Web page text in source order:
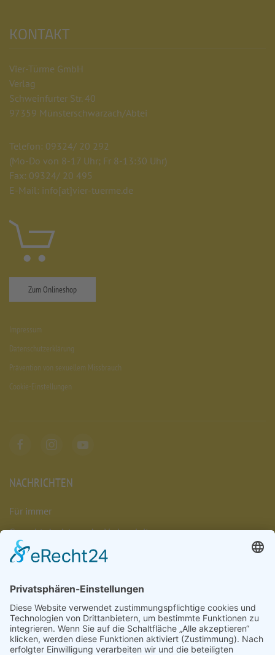
KONTAKT
Vier-Türme GmbH
Verlag
Schweinfurter Str. 40
97359 Münsterschwarzach/Abtei
Telefon: 09324/ 20 292
(Mo-Do von 8-17 Uhr; Fr 8-13:30 Uhr)
Fax: 09324/ 20 495
E-Mail: info[at]vier-tuerme.de
Zum Onlineshop
Impressum
Datenschutzerklärung
Prävention von sexuellem Missbrauch
Cookie-Einstellungen
NACHRICHTEN
Für immer
Gesucht: Assistenz der Verlagsleitung
Das Chaos umarmen
Müde. Sein. Dürfen.
Nachrichten
Veranstaltungen